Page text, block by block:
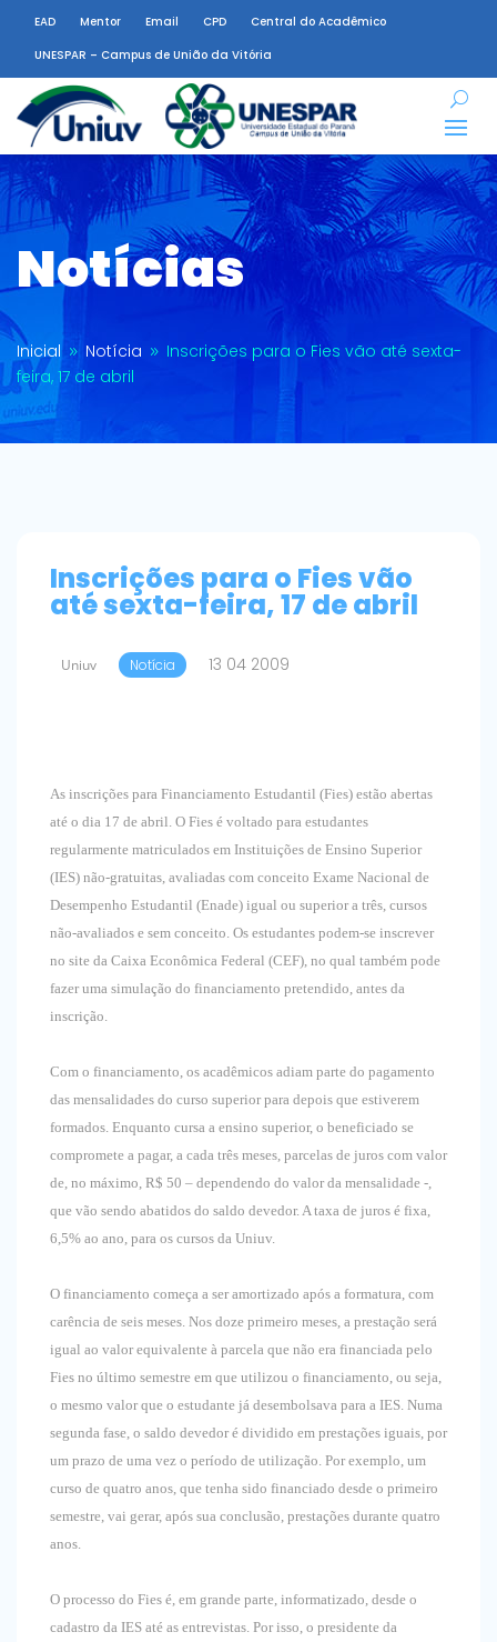
EAD Mentor Email CPD
Central do Acadêmico
UNESPAR – Campus de União da Vitória
Notícias
Inicial 9 Notícia 9 Inscrições para o Fies vão até sexta-
feira, 17 de abril
Inscrições para o Fies vão
até sexta-feira, 17 de abril
Uniuv Notícia 13 04 2009
As inscrições para Financiamento Estudantil (Fies) estão abertas
até o dia 17 de abril. O Fies é voltado para estudantes
regularmente matriculados em Instituições de Ensino Superior
(IES) não-gratuitas, avaliadas com conceito Exame Nacional de
Desempenho Estudantil (Enade) igual ou superior a três, cursos
não-avaliados e sem conceito. Os estudantes podem-se inscrever
no site da Caixa Econômica Federal (CEF), no qual também pode
fazer uma simulação do financiamento pretendido, antes da
inscrição.
Com o financiamento, os acadêmicos adiam parte do pagamento
das mensalidades do curso superior para depois que estiverem
formados. Enquanto cursa a ensino superior, o beneficiado se
compromete a pagar, a cada três meses, parcelas de juros com valor
de, no máximo, R$ 50 – dependendo do valor da mensalidade -,
que vão sendo abatidos do saldo devedor. A taxa de juros é fixa,
6,5% ao ano, para os cursos da Uniuv.
O financiamento começa a ser amortizado após a formatura, com
carência de seis meses. Nos doze primeiro meses, a prestação será
igual ao valor equivalente à parcela que não era financiada pelo
Fies no último semestre em que utilizou o financiamento, ou seja,
o mesmo valor que o estudante já desembolsava para a IES. Numa
segunda fase, o saldo devedor é dividido em prestações iguais, por
um prazo de uma vez o período de utilização. Por exemplo, um
curso de quatro anos, que tenha sido financiado desde o primeiro
semestre, vai gerar, após sua conclusão, prestações durante quatro
anos.
O processo do Fies é, em grande parte, informatizado, desde o
cadastro da IES até as entrevistas. Por isso, o presidente da